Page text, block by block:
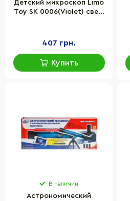
Детский микроскоп Limo
Toy SK 0006(Violet) свет,
407 грн.
Купить
В наличии
Астрономический